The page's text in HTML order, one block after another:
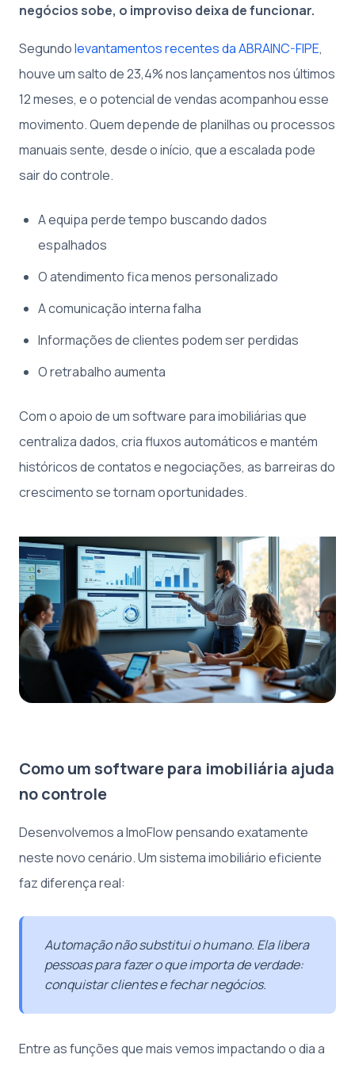
negócios sobe, o improviso deixa de funcionar.
Segundolevantamentos recentes da ABRAINC-FIPE,
houve um salto de 23,4% nos lançamentos nos últimos
12 meses, e o potencial de vendas acompanhou esse
movimento. Quem depende de planilhas ou processos
manuais sente, desde o início, que a escalada pode
sair do controle.
A equipa perde tempo buscando dados
espalhados
O atendimento fica menos personalizado
A comunicação interna falha
Informações de clientes podem ser perdidas
O retrabalho aumenta
Com o apoio de um software para imobiliárias que
centraliza dados, cria fluxos automáticos e mantém
históricos de contatos e negociações, as barreiras do
crescimento se tornam oportunidades.
Como um software para imobiliária ajuda
no controle
Desenvolvemos a ImoFlow pensando exatamente
neste novo cenário. Um sistema imobiliário eficiente
faz diferença real:
Automação não substitui o humano. Ela libera
pessoas para fazer o que importa de verdade:
conquistar clientes e fechar negócios.
Entre as funções que mais vemos impactando o dia a